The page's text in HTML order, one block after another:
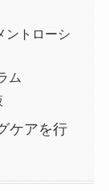
トローシ
ム
ケアを行